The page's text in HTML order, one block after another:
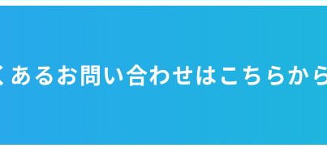
あるお問い合わせはこちらか